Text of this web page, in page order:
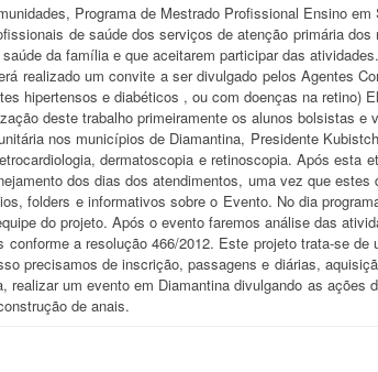
Programa de Mestrado Profissional Ensino
de saúde dos serviços de atenção primária dos
da família e que aceitarem participar das
realizado um convite a ser divulgado pelos Agentes
hipertensos e diabéticos , ou com doenças na retino)
deste trabalho primeiramente os alunos bolsistas e
nos municípios de Diamantina, Presidente
dermatoscopia e retinoscopia. Após esta
dos dias dos atendimentos, uma vez que estes
folders e informativos sobre o Evento. No dia
do projeto. Após o evento faremos análise das
a resolução 466/2012. Este projeto trata-se de
precisamos de inscrição, passagens e diárias,
um evento em Diamantina divulgando as ações
de anais.